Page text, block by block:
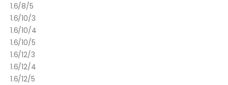
1.6/8/5
1.6/10/3
1.6/10/4
1.6/10/5
1.6/12/3
1.6/12/4
1.6/12/5